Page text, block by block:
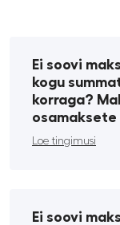
Ei soovi
kogu
korraga?
osamaksete
Loe tingimusi
Ei soovi